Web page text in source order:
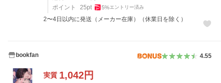
ポイント
25pt 5%エントリー済み
2〜4日以内に発送（メーカー在庫）（休業日を除く）
bookfan 4.55
実質 1,042円